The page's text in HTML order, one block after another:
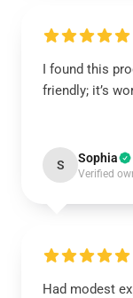
I found this
friendly; it’s
S Sophia
Verified
Had modest